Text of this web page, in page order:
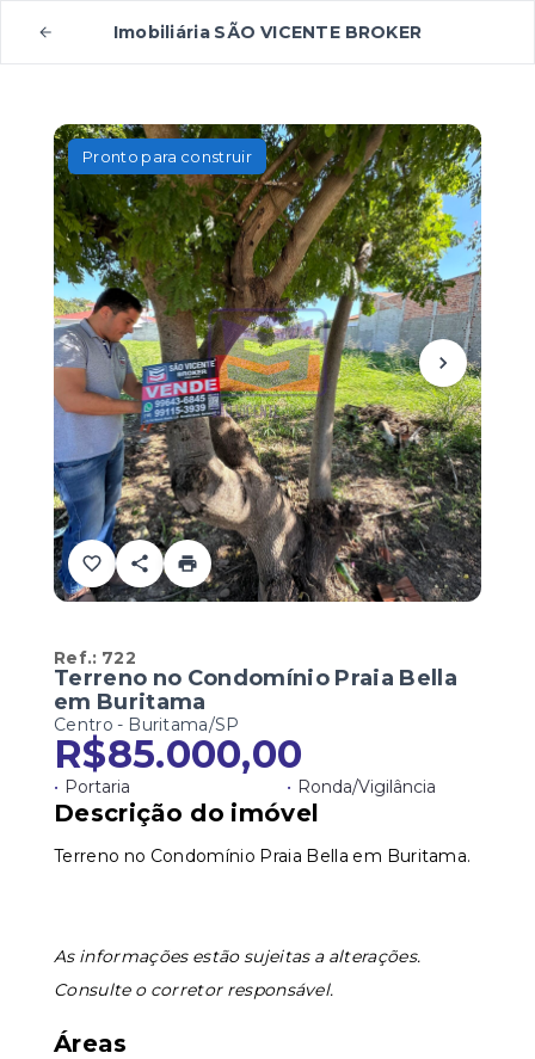
Imobiliária SÃO VICENTE BROKER
Pronto para construir
Ref.: 722
Terreno no Condomínio Praia Bella
em Buritama
Centro - Buritama/SP
R$85.000,00
• Portaria • Ronda/Vigilância
Descrição do imóvel
Terreno no Condomínio Praia Bella em Buritama.
As informações estão sujeitas a alterações.
Consulte o corretor responsável.
Áreas